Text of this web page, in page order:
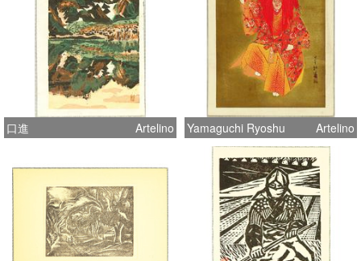
口進 Artelino Yamaguchi Ryoshu Artelino